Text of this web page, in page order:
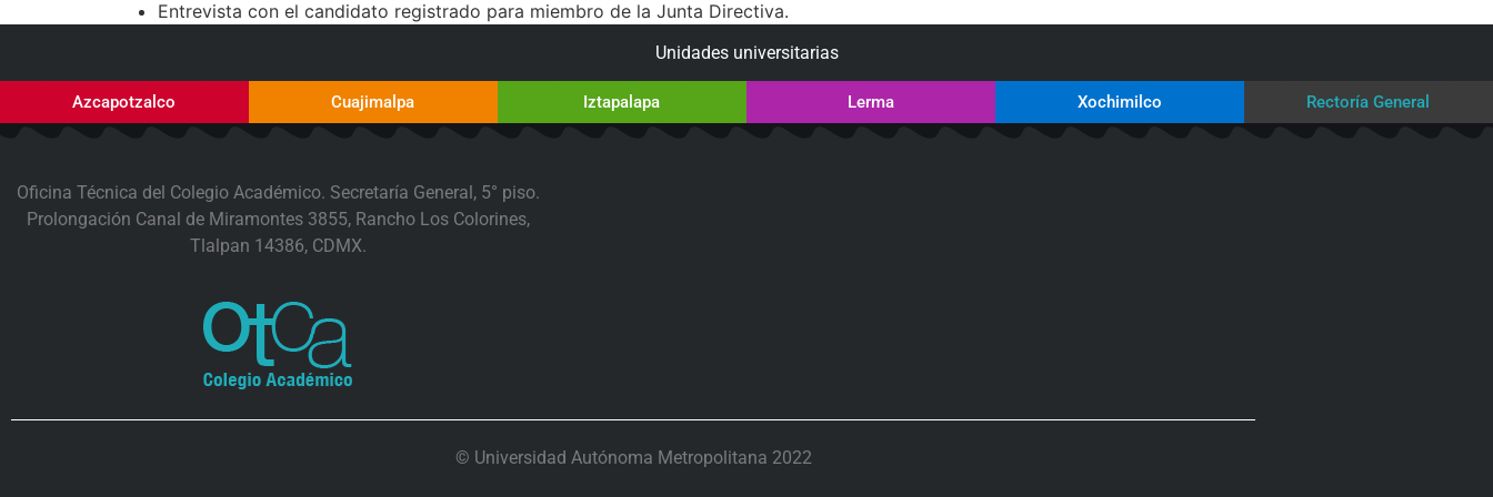
Entrevista con el candidato registrado para miembro de la Junta Directiva.
Unidades universitarias
Azcapotzalco Cuajimalpa Iztapalapa Lerma Xochimilco Rectoría General
Oficina Técnica del Colegio Académico. Secretaría General, 5° piso.
Prolongación Canal de Miramontes 3855, Rancho Los Colorines,
Tlalpan 14386, CDMX.
© Universidad Autónoma Metropolitana 2022